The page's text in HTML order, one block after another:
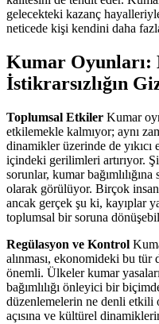
gelecekteki kazanç
neticede kişi kendini daha
Kumar Oyunları:
İstikrarsızlığın
Toplumsal Etkiler Kumar
etkilemekle kalmıyor; aynı
dinamikler üzerinde de
içindeki gerilimleri artırıyor.
sorunlar, kumar
olarak görülüyor. Birçok
ancak gerçek şu ki, kayıplar
toplumsal bir soruna
Regülasyon ve Kontrol
alınması, ekonomideki bu tür
önemli. Ülkeler kumar
bağımlılığı önleyici bir
düzenlemelerin ne denli etkili
açısına ve kültürel